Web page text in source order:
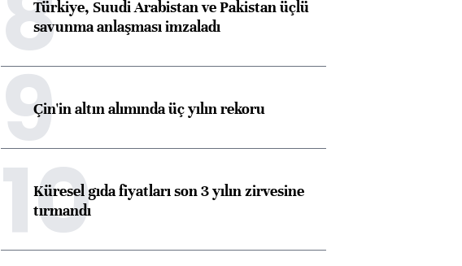
Türkiye, Suudi Arabistan ve Pakistan üçlü
savunma anlaşması imzaladı
9Çin'in altın alımında üç yılın rekoru
10
Küresel gıda fiyatları son 3 yılın zirvesine
tırmandı